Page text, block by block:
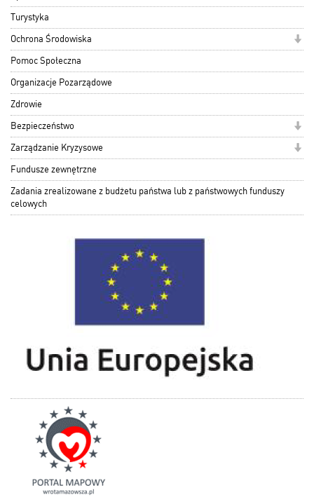
Turystyka
Ochrona Środowiska
Pomoc Społeczna
Organizacje Pozarządowe
Zdrowie
Bezpieczeństwo
Zarządzanie Kryzysowe
Fundusze zewnętrzne
Zadania zrealizowane z budżetu państwa lub z państwowych funduszy
celowych